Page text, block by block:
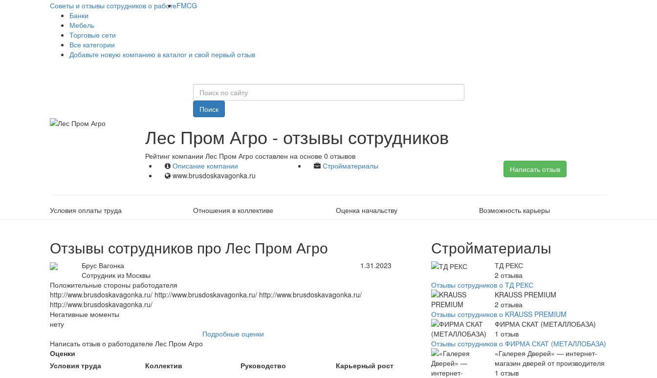
Советы и отзывы сотрудников о работеFMCG
Банки
Мебель
Торговые сети
Все категории
Добавьте новую компанию в каталог и свой первый отзыв
Поиск
Лес Пром Агро - отзывы сотрудников
Рейтинг компании Лес Пром Агро составлен на основе 0 отзывов
Описание компании
Стройматериалы
www.brusdoskavagonka.ru
Написать отзыв
Условия оплаты труда Отношения в коллективе Оценка начальству Возможность карьеры
Отзывы сотрудников про Лес Пром Агро
Брус Вагонка
Сотрудник из Москвы
1.31.2023
Положительные стороны работодателя
http://www.brusdoskavagonka.ru/ http://www.brusdoskavagonka.ru/ http://www.brusdoskavagonka.ru/
http://www.brusdoskavagonka.ru/
Негативные моменты
нету
Подробные оценки
Написать отзыв о работодателе Лес Пром Агро
Оценки
Условия труда
Коллектив Руководство Карьерный рост
Стройматериалы
ТД РЕКС
2 отзыва
Отзывы сотрудников о ТД РЕКС
KRAUSS PREMIUM
2 отзыва
Отзывы сотрудников о KRAUSS PREMIUM
ФИРМА СКАТ (МЕТАЛЛОБАЗА)
1 отзыв
Отзывы сотрудников о ФИРМА СКАТ (МЕТАЛЛОБАЗА)
«Галерея Дверей» — интернет-
магазин дверей от производителя
1 отзыв